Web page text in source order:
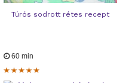
Túrós sodrott rétes recept
60 min